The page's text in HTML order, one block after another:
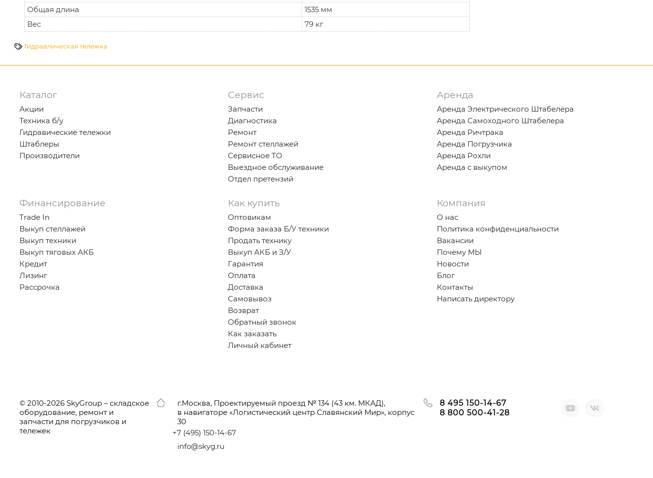
Общая длина
1535 мм
Вес
79 кг
Гидравлическая тележка
Каталог
Акции
Техника б/у
Гидравические тележки
Штаблеры
Производители
Сервис
Запчасти
Диагностика
Ремонт
Ремонт стеллажей
Сервисное ТО
Выездное обслуживание
Отдел претензий
Аренда
Аренда Электрического Штабелёра
Аренда Самоходного Штабелера
Аренда Ричтрака
Аренда Погрузчика
Аренда Рохли
Аренда с выкупом
Финансирование
Trade In
Выкуп стеллажей
Выкуп техники
Выкуп тяговых АКБ
Кредит
Лизинг
Рассрочка
Как купить
Оптовикам
Форма заказа Б/У техники
Продать технику
Выкуп АКБ и З/У
Гарантия
Оплата
Доставка
Самовывоз
Возврат
Обратный звонок
Как заказать
Личный кабинет
Компания
О нас
Политика конфиденциальности
Вакансии
Почему МЫ
Новости
Блог
Контакты
Написать директору
© 2010-2026 SkyGroup – складское
оборудование, ремонт и
запчасти для погрузчиков и
тележек
г.Москва, Проектируемый проезд № 134 (43 км. МКАД),
в навигаторе «Логистический центр Славянский Мир», корпус
30
+7 (495) 150-14-67
info@skyg.ru
8 495 150-14-67
8 800 500-41-28